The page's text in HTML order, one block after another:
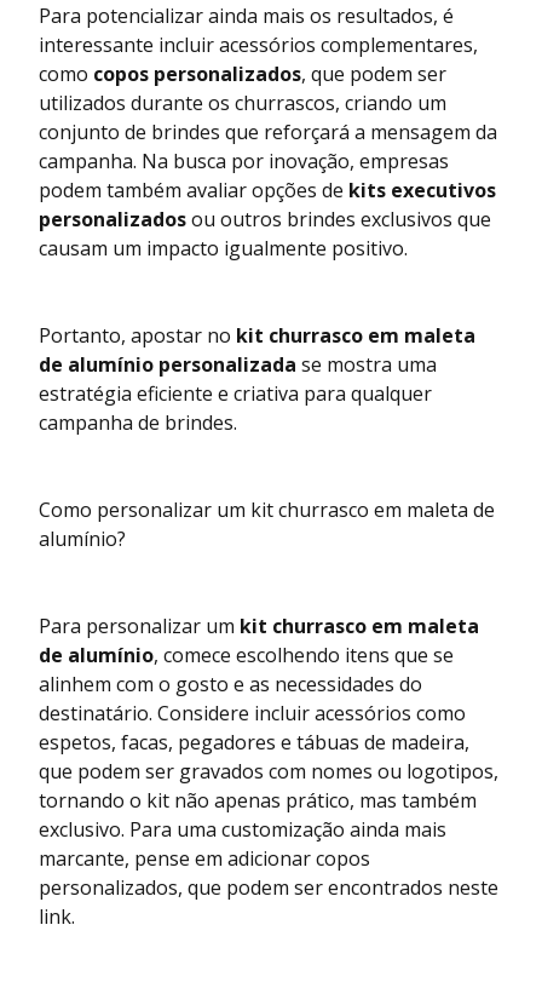
Para potencializar ainda mais os resultados, é
interessante incluir acessórios complementares,
como copos personalizados, que podem ser
utilizados durante os churrascos, criando um
conjunto de brindes que reforçará a mensagem da
campanha. Na busca por inovação, empresas
podem também avaliar opções de kits executivos
personalizadosou outros brindes exclusivos que
causam um impacto igualmente positivo.
Portanto, apostar no kit churrasco em maleta
de alumínio personalizada se mostra uma
estratégia eficiente e criativa para qualquer
campanha de brindes.
Como personalizar um kit churrasco em maleta de
alumínio?
Para personalizar um kit churrasco em maleta
de alumínio, comece escolhendo itens que se
alinhem com o gosto e as necessidades do
destinatário. Considere incluir acessórios como
espetos, facas, pegadores e tábuas de madeira,
que podem ser gravados com nomes ou logotipos,
tornando o kit não apenas prático, mas também
exclusivo. Para uma customização ainda mais
marcante, pense em adicionar copos
personalizados, que podem ser encontrados neste
link.